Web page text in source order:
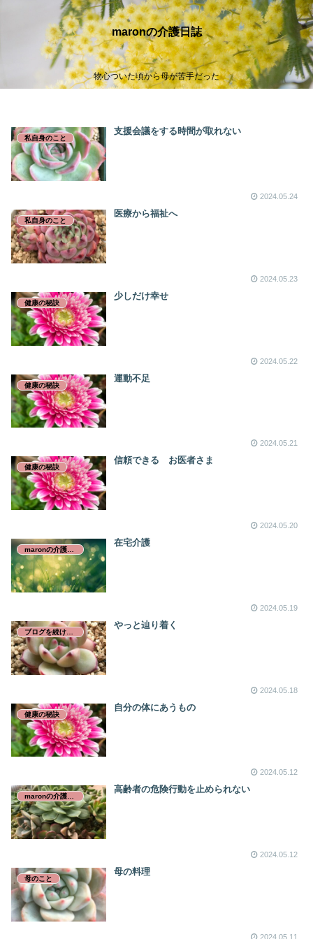
maronの介護日誌
物心ついた頃から母が苦手だった
私自身のこと
支援会議をする時間が取れない
2024.05.24
私自身のこと
医療から福祉へ
2024.05.23
健康の秘訣
少しだけ幸せ
2024.05.22
健康の秘訣
運動不足
2024.05.21
健康の秘訣
信頼できる お医者さま
2024.05.20
在宅介護
2024.05.19
やっと辿り着く
2024.05.18
健康の秘訣
自分の体にあうもの
2024.05.12
maronの介護日誌
高齢者の危険行動を止められない
2024.05.12
母のこと
母の料理
2024.05.11